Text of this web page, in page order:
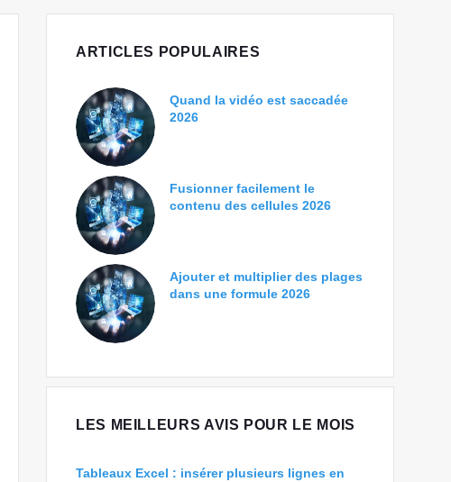
ARTICLES POPULAIRES
Quand la vidéo est saccadée
2026
Fusionner facilement le
contenu des cellules 2026
Ajouter et multiplier des plages
dans une formule 2026
LES MEILLEURS AVIS POUR LE MOIS
Tableaux Excel : insérer plusieurs lignes en